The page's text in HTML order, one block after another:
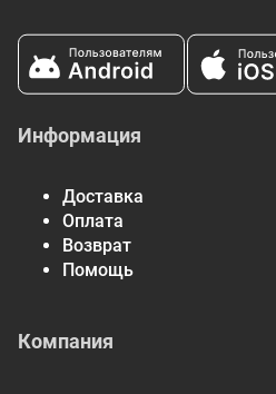
Информация
Доставка
Оплата
Возврат
Помощь
Компания